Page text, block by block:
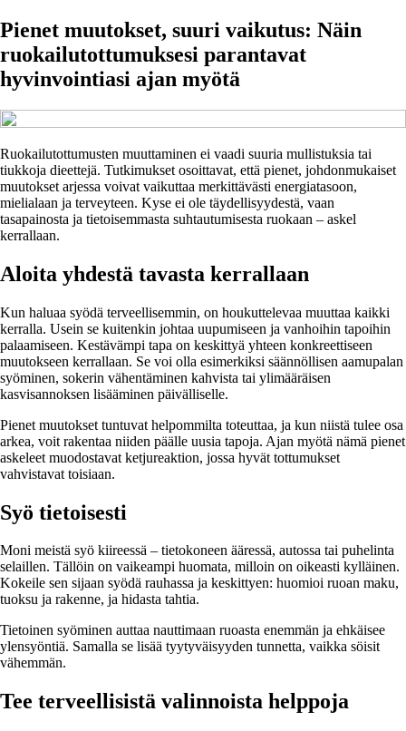
Pienet muutokset, suuri vaikutus: Näin
ruokailutottumuksesi parantavat
hyvinvointiasi ajan myötä
Ruokailutottumusten muuttaminen ei vaadi suuria mullistuksia tai
tiukkoja dieettejä. Tutkimukset osoittavat, että pienet, johdonmukaiset
muutokset arjessa voivat vaikuttaa merkittävästi energiatasoon,
mielialaan ja terveyteen. Kyse ei ole täydellisyydestä, vaan
tasapainosta ja tietoisemmasta suhtautumisesta ruokaan – askel
kerrallaan.
Aloita yhdestä tavasta kerrallaan
Kun haluaa syödä terveellisemmin, on houkuttelevaa muuttaa kaikki
kerralla. Usein se kuitenkin johtaa uupumiseen ja vanhoihin tapoihin
palaamiseen. Kestävämpi tapa on keskittyä yhteen konkreettiseen
muutokseen kerrallaan. Se voi olla esimerkiksi säännöllisen aamupalan
syöminen, sokerin vähentäminen kahvista tai ylimääräisen
kasvisannoksen lisääminen päivälliselle.
Pienet muutokset tuntuvat helpommilta toteuttaa, ja kun niistä tulee osa
arkea, voit rakentaa niiden päälle uusia tapoja. Ajan myötä nämä pienet
askeleet muodostavat ketjureaktion, jossa hyvät tottumukset
vahvistavat toisiaan.
Syö tietoisesti
Moni meistä syö kiireessä – tietokoneen ääressä, autossa tai puhelinta
selaillen. Tällöin on vaikeampi huomata, milloin on oikeasti kylläinen.
Kokeile sen sijaan syödä rauhassa ja keskittyen: huomioi ruoan maku,
tuoksu ja rakenne, ja hidasta tahtia.
Tietoinen syöminen auttaa nauttimaan ruoasta enemmän ja ehkäisee
ylensyöntiä. Samalla se lisää tyytyväisyyden tunnetta, vaikka söisit
vähemmän.
Tee terveellisistä valinnoista helppoja